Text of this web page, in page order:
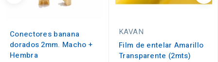
Conectores banana
dorados 2mm. Macho +
Hembra
KAVAN
Film de entelar Amarillo
Transparente (2mts)